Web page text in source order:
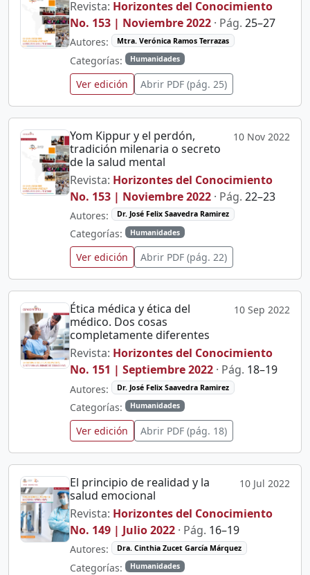
Revista: Horizontes del Conocimiento
No. 153 | Noviembre 2022 · Pág. 25–27
Autores: Mtra. Verónica Ramos Terrazas
Categorías: Humanidades
Ver edición Abrir PDF (pág. 25)
Yom Kippur y el perdón,
tradición milenaria o secreto
de la salud mental
10 Nov 2022
Revista: Horizontes del Conocimiento
No. 153 | Noviembre 2022 · Pág. 22–23
Autores: Dr. José Felix Saavedra Ramirez
Categorías: Humanidades
Ver edición Abrir PDF (pág. 22)
Ética médica y ética del
médico. Dos cosas
completamente diferentes
10 Sep 2022
Revista: Horizontes del Conocimiento
No. 151 | Septiembre 2022 · Pág. 18–19
Autores: Dr. José Felix Saavedra Ramirez
Categorías: Humanidades
Ver edición Abrir PDF (pág. 18)
El principio de realidad y la
salud emocional
10 Jul 2022
Revista: Horizontes del Conocimiento
No. 149 | Julio 2022 · Pág. 16–19
Autores: Dra. Cinthia Zucet García Márquez
Categorías: Humanidades